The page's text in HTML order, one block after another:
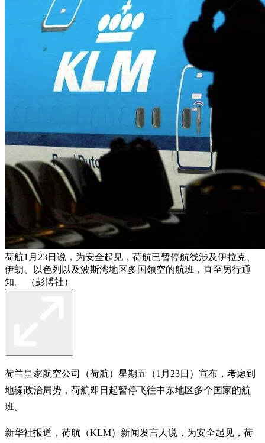
荷航1月23日说，为安全起见，荷航已暂停航线涉及伊拉克、
伊朗、以色列以及波斯湾地区多国领空的航班，直至另行通
知。 （彭博社）
荷兰皇家航空公司（荷航）星期五（1月23日）宣布，考虑到
地缘政治局势，荷航即日起暂停飞往中东地区多个国家的航
班。
新华社报道，荷航（KLM）新闻发言人说，为安全起见，荷